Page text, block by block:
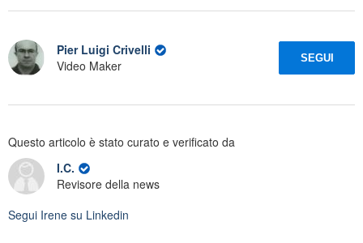
Pier Luigi Crivelli
Video Maker
SEGUI
Questo articolo è stato curato e verificato da
I.C.
Revisore della news
Segui Irene su Linkedin